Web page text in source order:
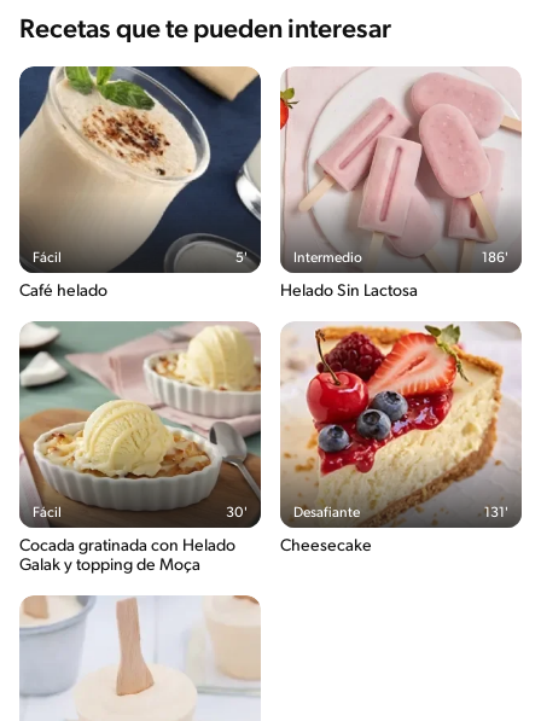
Recetas que te pueden interesar
Fácil 5'
Café helado
Intermedio 186'
Helado Sin Lactosa
Fácil 30'
Cocada gratinada con Helado
Galak y topping de Moça
Desafiante 131'
Cheesecake